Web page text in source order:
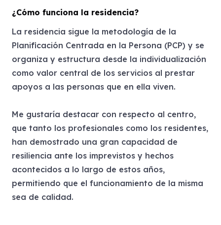
¿Cómo funciona la residencia?
La residencia sigue la metodología de la
Planificación Centrada en la Persona (PCP) y se
organiza y estructura desde la individualización
como valor central de los servicios al prestar
apoyos a las personas que en ella viven.
Me gustaría destacar con respecto al centro,
que tanto los profesionales como los residentes,
han demostrado una gran capacidad de
resiliencia ante los imprevistos y hechos
acontecidos a lo largo de estos años,
permitiendo que el funcionamiento de la misma
sea de calidad.